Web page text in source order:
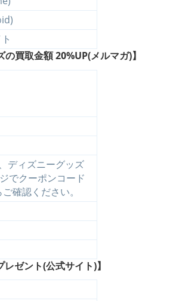
買取金額 20%UP(メルマガ)】
ディズニーグッズ
でクーポンコード
確認ください。
ゼント(公式サイト)】